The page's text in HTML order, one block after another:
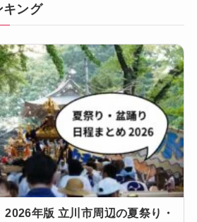
キング
2026年版 立川市周辺の夏祭り・